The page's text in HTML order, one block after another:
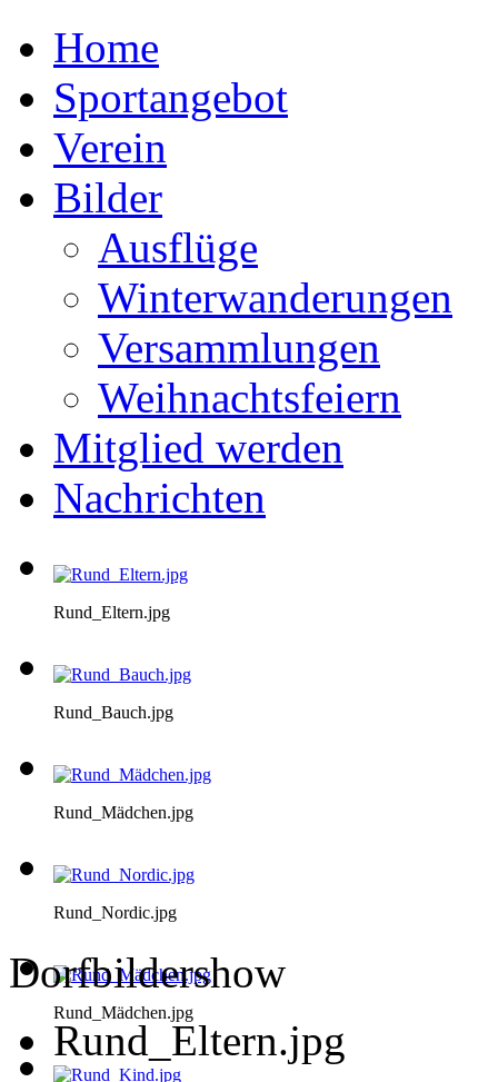
Home
Sportangebot
Verein
Bilder
Ausflüge
Winterwanderungen
Versammlungen
Weihnachtsfeiern
Mitglied werden
Nachrichten
Rund_Eltern.jpg
Rund_Bauch.jpg
Rund_Mädchen.jpg
Rund_Nordic.jpg
Rund_Mädchen.jpg
Dorfbildershow
Rund_Eltern.jpg